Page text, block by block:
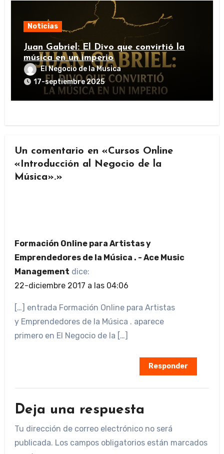
Noticias
Juan Gabriel: El Divo que convirtió la
música en un imperio
El Negocio de la Musica
17-septiembre 2025
Un comentario en «Cursos Online
«Introducción al Negocio de la
Música».»
Formación Online para Artistas y
Emprendedores de la Música . - Ace Music
Management dice:
22-diciembre 2017 a las 04:06
[…] entrada Formación Online para Artistas
y Emprendedores de la Música . aparece
primero en El Negocio de la […]
Responder
Deja una respuesta
Tu dirección de correo electrónico no será
publicada. Los campos obligatorios están marcados